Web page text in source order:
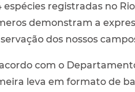
espécies registradas no
demonstram a
dos nossos
com o
leva em formato de